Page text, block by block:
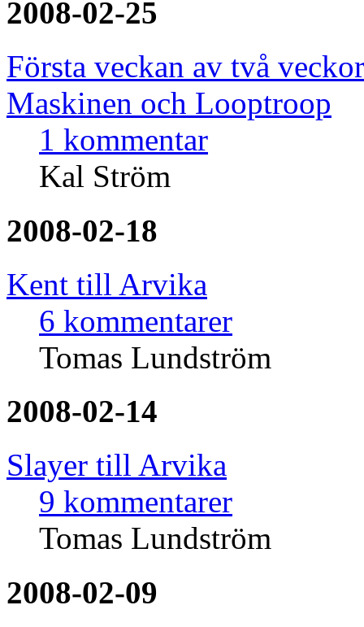
2008-02-25
Första veckan av två
Maskinen och Looptroop
1 kommentar
Kal Ström
2008-02-18
Kent till Arvika
6 kommentarer
Tomas Lundström
2008-02-14
Slayer till Arvika
9 kommentarer
Tomas Lundström
2008-02-09